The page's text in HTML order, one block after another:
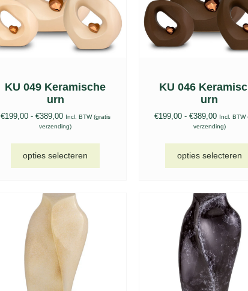
KU 049 Keramische
urn
€199,00 - €389,00
Incl. BTW (gratis
verzending)
opties selecteren
KU 046
urn
€199,00 - €389,00
Incl. BTW
verzending)
opties selecteren